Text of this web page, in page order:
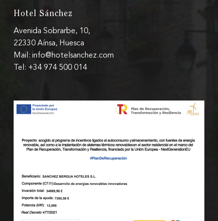
Hotel Sánchez
Avenida Sobrarbe, 10,
22330 Aínsa, Huesca
Mail: info@hotelsanchez.com
Tel: +34 974 500 014